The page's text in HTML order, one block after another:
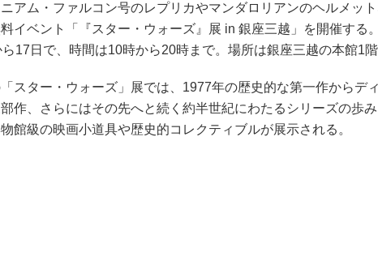
アム・ファルコン号のレプリカやマンダロリアンのヘルメッ
イベント「『スター・ウォーズ』展 in 銀座三越」を開催する
17日で、時間は10時から20時まで。場所は銀座三越の本館1階
スター・ウォーズ」展では、1977年の歴史的な第一作からデ
作、さらにはその先へと続く約半世紀にわたるシリーズの歩
館級の映画小道具や歴史的コレクティブルが展示される。